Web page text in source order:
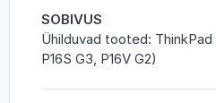
SOBIVUS
Ühilduvad tooted: ThinkPad
P16S G3, P16V G2)